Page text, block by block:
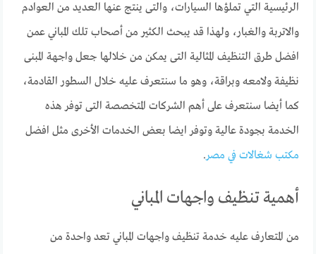
الرئيسية التي تملؤها السيارات، والتى ينتج عنها العديد من العوادم
والاتربة والغبار، ولهذا قد يبحث الكثير من أصحاب تلك المباني عمن
افضل طرق التنظيف المثالية التى يمكن من خلالها جعل واجهة المبنى
نظيفة ولامعه وبراقة، وهو ما سنتعرف عليه خلال السطور القادمة،
كما أيضا سنتعرف على أهم الشركات المتخصصة التى توفر هذه
الخدمة بجودة عالية وتوفر ايضا بعض الخدمات الأخرى مثل افضل
مكتب شغالات في مصر.
أهمية تنظيف واجهات المباني
من المتعارف عليه خدمة تنظيف واجهات المباني تعد واحدة من